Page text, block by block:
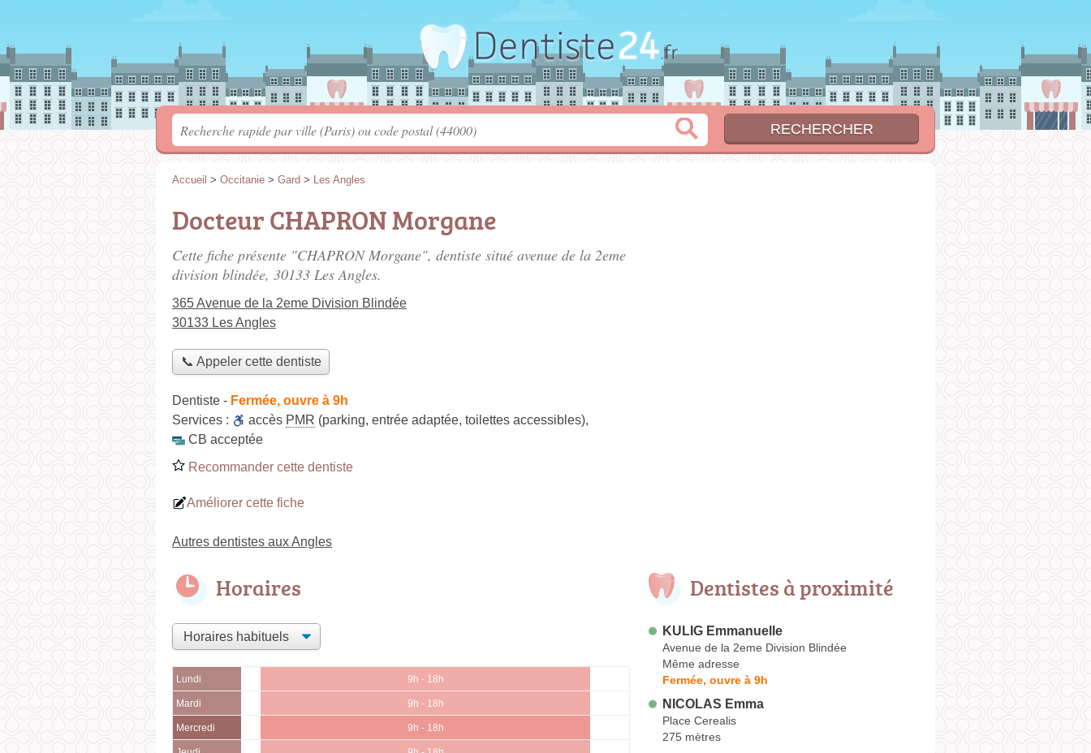
Accueil > Occitanie > Gard > Les Angles
Docteur CHAPRON Morgane
Cette fiche présente "CHAPRON Morgane", dentiste situé avenue de la 2eme
division blindée, 30133 Les Angles.
365 Avenue de la 2eme Division Blindée
30133 Les Angles
📞 Appeler cette dentiste
Dentiste - Fermée, ouvre à 9h
Services :
accès PMR (parking, entrée adaptée, toilettes accessibles),
CB acceptée
Recommander cette dentiste
Améliorer cette fiche
Autres dentistes aux Angles
Horaires
Lundi 9h - 18h
Mardi 9h - 18h
Mercredi 9h - 18h
Dentistes à proximité
KULIG Emmanuelle
Avenue de la 2eme Division Blindée
Même adresse
Fermée, ouvre à 9h
NICOLAS Emma
Place Cerealis
275 mètres